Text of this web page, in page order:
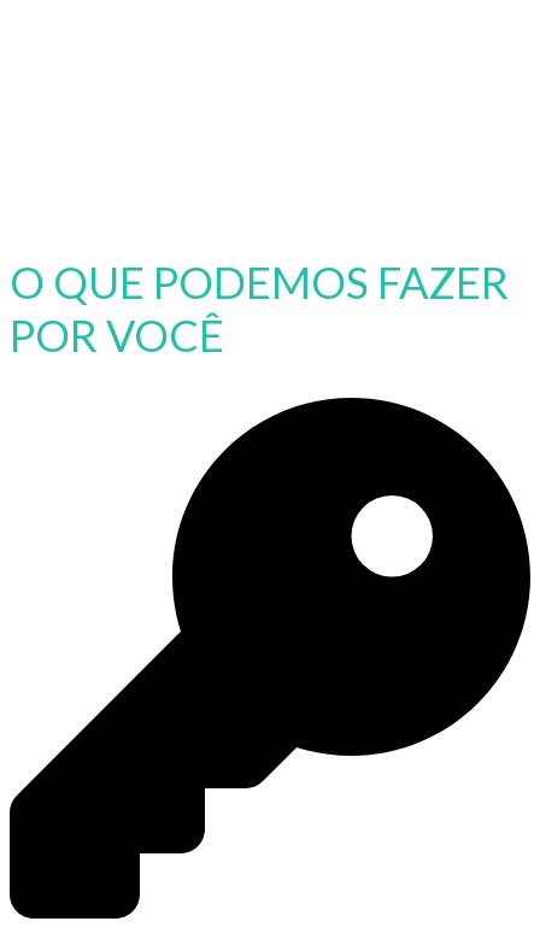
O QUE PODEMOS FAZER
POR VOCÊ